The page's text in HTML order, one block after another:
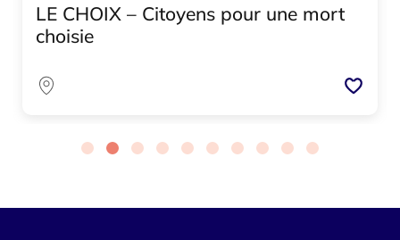
LE CHOIX – Citoyens pour une mort
choisie